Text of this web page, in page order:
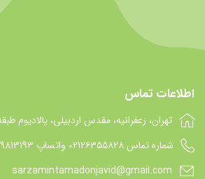
اطلاعات تماس
تهران، زعفرانیه، مقدس اردبیلی، پالادیوم
شماره تماس 021۲۶۳۵۵۸۲۸ واتساپ 09339813193
sarzamintamadonjavid@gmail.com